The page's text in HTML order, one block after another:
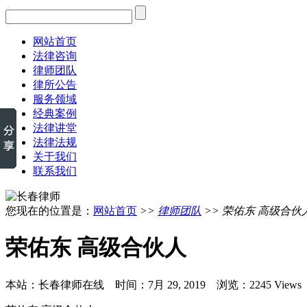
网站首页
法律咨询
律师团队
律所公告
服务领域
经典案例
法律讲堂
法律法规
关于我们
联系我们
您现在的位置是： 网站首页 >> 律师团队 >> 荣佑东 高级合伙
荣佑东 高级合伙人
本站：长春律师在线 时间：7月 29, 2019 浏览：2245 Views